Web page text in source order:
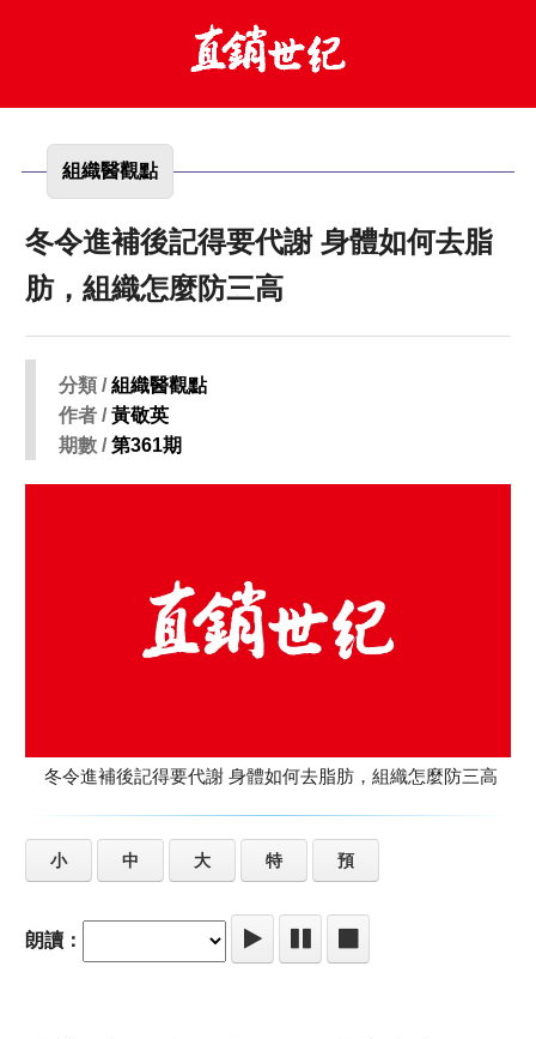
組織醫觀點
冬令進補後記得要代謝 身體如何去脂
肪，組織怎麼防三高
分類 /組織醫觀點
作者 /黃敬英
期數 /第361期
冬令進補後記得要代謝 身體如何去脂肪，組織怎麼防三高
小 中 大 特 預
朗讀：